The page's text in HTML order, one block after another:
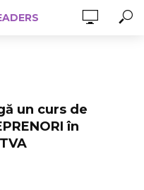
un curs de
în